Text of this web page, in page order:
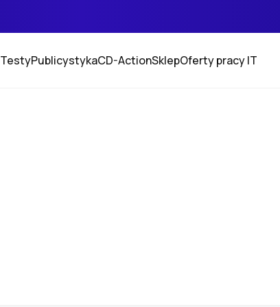
TestyPublicystykaCD-ActionSklepOferty pracy IT